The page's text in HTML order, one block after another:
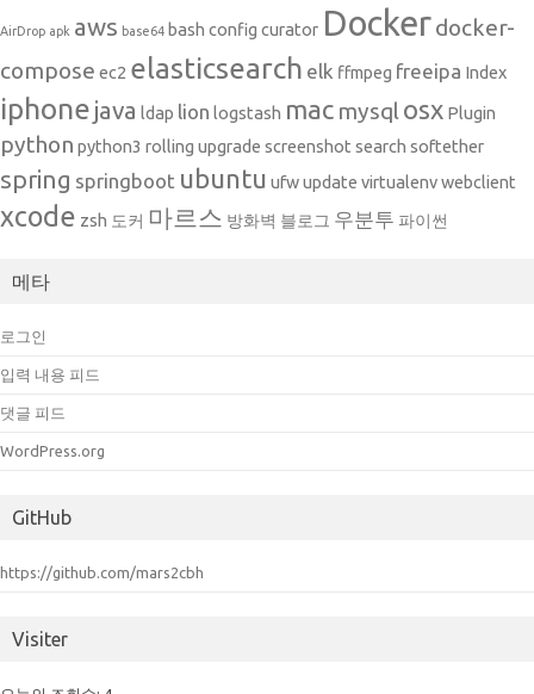
AirDrop apk aws base64 bash config curator Dockerdocker-
compose ec2 elasticsearch elk ffmpeg freeipa Index
iphone java ldap lion logstash mac mysql osx Plugin
python python3 rolling upgrade screenshot search softether
spring springboot ubuntu ufwupdate virtualenvwebclient
xcode zsh 도커 마르스 방화벽 블로그 우분투 파이썬
메타
로그인
입력 내용 피드
댓글 피드
WordPress.org
GitHub
https://github.com/mars2cbh
Visiter